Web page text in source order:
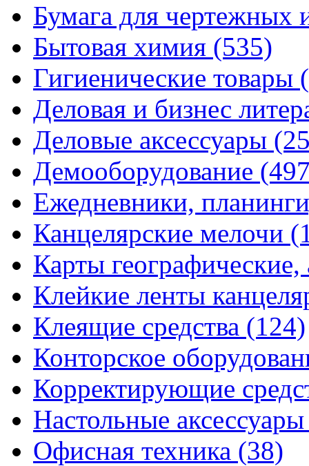
Бумага для чертежных
Бытовая химия (535)
Гигиенические товары
Деловая и бизнес
Деловые аксессуары
Демооборудование
Ежедневники,
Канцелярские мелочи
Карты
Клейкие ленты
Клеящие средства (124)
Конторское
Корректирующие
Настольные
Офисная техника (38)